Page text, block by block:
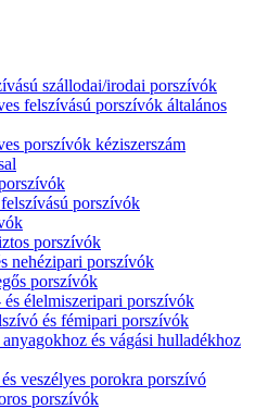
szállodai/irodai porszívók
felszívású porszívók általános
porszívók kéziszerszám
porszívók
porszívók
nehézipari porszívók
porszívók
élelmiszeripari porszívók
és fémipari porszívók
és vágási hulladékhoz
veszélyes porokra porszívó
porszívók